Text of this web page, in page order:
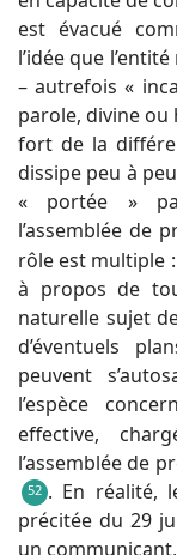
est évacué
l’idée que
– autrefois «
parole, divine
fort de la
dissipe peu à
« portée »
l’assemblée de
rôle est multiple
à propos de
naturelle sujet
d’éventuels
peuvent
l’espèce
effective,
l’assemblée de
52 . En réalité,
précitée du 29
un